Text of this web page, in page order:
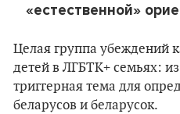
«естественной»
Целая группа убеждений
детей в ЛГБТК+ семьях:
триггерная тема для
беларусов и беларусок.